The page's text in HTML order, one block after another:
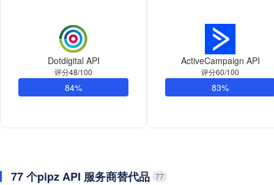
Dotdigital API
评分48/100
84%
ActiveCampaign API
评分60/100
83%
77 个pipz API 服务商替代品 77